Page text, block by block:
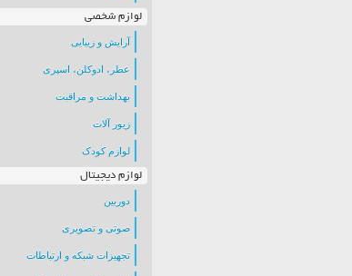
لوازم شخصی
آرایش و زیبایی
عطر، ادوکلن، اسپری
بهداشت و مراقبت
زیور آلات
لوازم کودک
لوازم دیجیتال
دوربین
صوتی و تصویری
تجهیزات شبکه و ارتباطات